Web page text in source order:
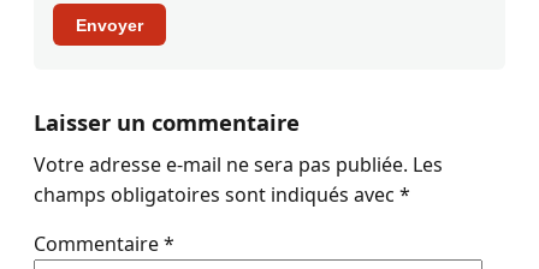
Envoyer
Laisser un commentaire
Votre adresse e-mail ne sera pas publiée. Les
champs obligatoires sont indiqués avec *
Commentaire*